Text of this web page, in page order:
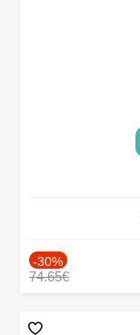
-30%
74.65€